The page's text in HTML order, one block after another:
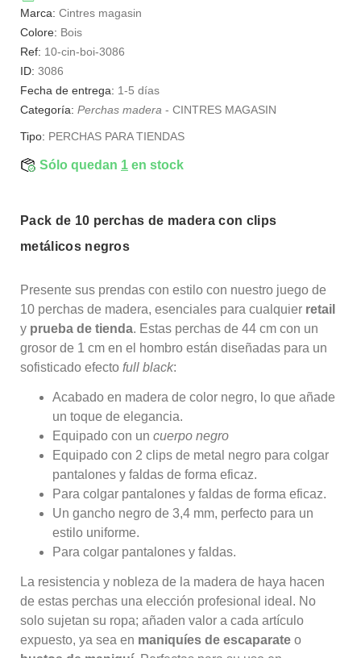
Marca: Cintres magasin
Colore: Bois
Ref: 10-cin-boi-3086
ID: 3086
Fecha de entrega: 1-5 días
Categoría: Perchas madera - CINTRES MAGASIN
Tipo: PERCHAS PARA TIENDAS
Sólo quedan 1 en stock
Pack de 10 perchas de madera con clips
metálicos negros
Presente sus prendas con estilo con nuestro juego de
10 perchas de madera, esenciales para cualquier retail
y prueba de tienda. Estas perchas de 44 cm con un
grosor de 1 cm en el hombro están diseñadas para un
sofisticado efecto full black:
Acabado en madera de color negro, lo que añade
un toque de elegancia.
Equipado con un cuerpo negro
Equipado con 2 clips de metal negro para colgar
pantalones y faldas de forma eficaz.
Para colgar pantalones y faldas de forma eficaz.
Un gancho negro de 3,4 mm, perfecto para un
estilo uniforme.
Para colgar pantalones y faldas.
La resistencia y nobleza de la madera de haya hacen
de estas perchas una elección profesional ideal. No
solo sujetan su ropa; añaden valor a cada artículo
expuesto, ya sea en maniquíes de escaparate o